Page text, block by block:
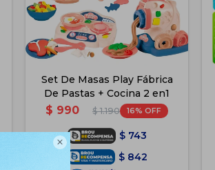

Set De Masas Play Fábrica
De Pastas + Cocina 2 en1
$ 990 $ 1.190 16
$ 743
$ 842